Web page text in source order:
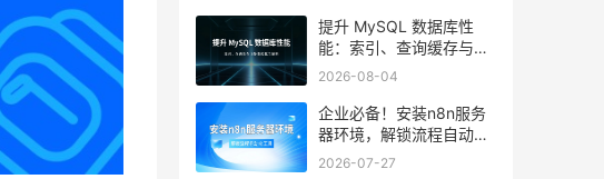
提升 MySQL 数据库性
能：索引、查询缓存与参
数优化全解析
2026-08-04
企业必备！安装n8n服务
器环境，解锁流程自动化
工具
2026-07-27